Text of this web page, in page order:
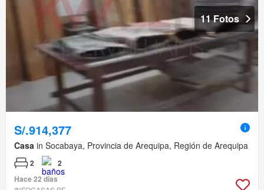
11 Fotos
S/.914,377
Casa in Socabaya, Provincia de Arequipa, Región de Arequipa
2
2
Hace 22 días